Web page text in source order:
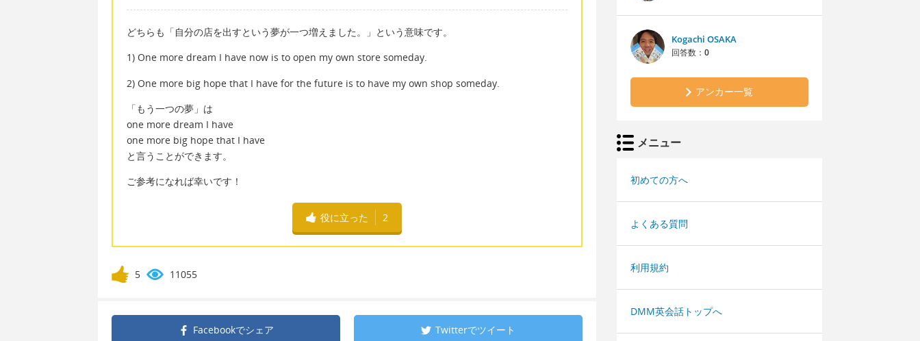
どちらも「自分の店を出すという夢が一つ増えました。」という意味です。
1) One more dream I have now is to open my own store someday.
2) One more big hope that I have for the future is to have my own shop someday.
「もう一つの夢」は
one more dream I have
one more big hope that I have
と言うことができます。
ご参考になれば幸いです！
役に立った 2
5 11055
Facebookでシェア Twitterでツイート
Kogachi OSAKA
回答数： 0
アンカー一覧
メニュー
初めての方へ
よくある質問
利用規約
DMM英会話トップへ